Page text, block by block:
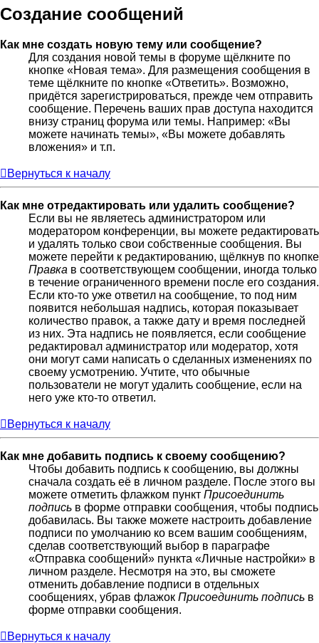
Создание сообщений
Как мне создать новую тему или сообщение?
Для создания новой темы в форуме щёлкните по
кнопке «Новая тема». Для размещения сообщения в
теме щёлкните по кнопке «Ответить». Возможно,
придётся зарегистрироваться, прежде чем отправить
сообщение. Перечень ваших прав доступа находится
внизу страниц форума или темы. Например: «Вы
можете начинать темы», «Вы можете добавлять
вложения» и т.п.
Вернуться к началу
Как мне отредактировать или удалить сообщение?
Если вы не являетесь администратором или
модератором конференции, вы можете редактировать
и удалять только свои собственные сообщения. Вы
можете перейти к редактированию, щёлкнув по кнопке
Правка в соответствующем сообщении, иногда только
в течение ограниченного времени после его создания.
Если кто-то уже ответил на сообщение, то под ним
появится небольшая надпись, которая показывает
количество правок, а также дату и время последней
из них. Эта надпись не появляется, если сообщение
редактировал администратор или модератор, хотя
они могут сами написать о сделанных изменениях по
своему усмотрению. Учтите, что обычные
пользователи не могут удалить сообщение, если на
него уже кто-то ответил.
Вернуться к началу
Как мне добавить подпись к своему сообщению?
Чтобы добавить подпись к сообщению, вы должны
сначала создать её в личном разделе. После этого вы
можете отметить флажком пункт Присоединить
подпись в форме отправки сообщения, чтобы подпись
добавилась. Вы также можете настроить добавление
подписи по умолчанию ко всем вашим сообщениям,
сделав соответствующий выбор в параграфе
«Отправка сообщений» пункта «Личные настройки» в
личном разделе. Несмотря на это, вы сможете
отменить добавление подписи в отдельных
сообщениях, убрав флажок Присоединить подпись в
форме отправки сообщения.
Вернуться к началу